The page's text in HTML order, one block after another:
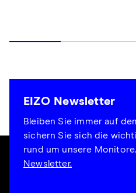
EIZO Newsletter
Bleiben Sie immer auf
sichern Sie sich die
rund um unsere Monitore.
Newsletter.